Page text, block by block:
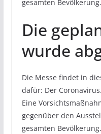
gesamten Bevölkerung.
Die
wurde
Die Messe findet in
dafür: Der Coronavirus.
Eine
gegenüber den
gesamten Bevölkerung.